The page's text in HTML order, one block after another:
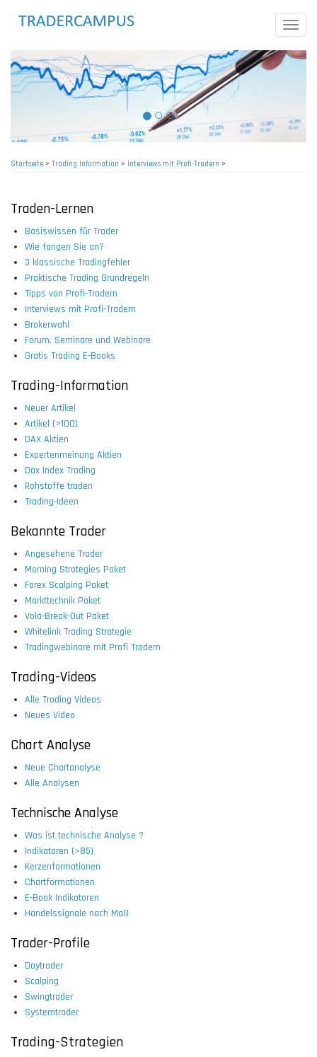
Toggle
Startseite> Trading Information > Interviews mit Profi-Tradern >
Traden-Lernen
Basiswissen für Trader
Wie fangen Sie an?
3 klassische Tradingfehler
Praktische Trading Grundregeln
Tipps von Profi-Tradern
Interviews mit Profi-Tradern
Brokerwahl
Forum, Seminare und Webinare
Gratis Trading E-Books
Trading-Information
Neuer Artikel
Artikel (>100)
DAX Aktien
Expertenmeinung Aktien
Dax Index Trading
Rohstoffe traden
Trading-Ideen
Bekannte Trader
Angesehene Trader
Morning Strategies Paket
Forex Scalping Paket
Markttechnik Paket
Vola-Break-Out Paket
Whitelink Trading Strategie
Tradingwebinare mit Profi Tradern
Trading-Videos
Alle Trading Videos
Neues Video
Chart Analyse
Neue Chartanalyse
Alle Analysen
Technische Analyse
Was ist technische Analyse ?
Indikatoren (>85)
Kerzenformationen
Chartformationen
E-Book Indikatoren
Handelssignale nach Maß
Trader-Profile
Daytrader
Scalping
Swingtrader
Systemtrader
Trading-Strategien